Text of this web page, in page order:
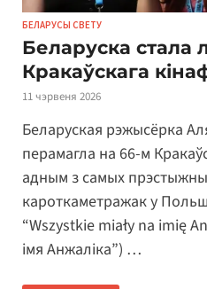
БЕЛАРУСЫ СВЕТУ
Беларуска стала
Кракаўскага
11 чэрвеня 2026
Беларуская рэжысёрка
перамагла на 66-м
адным з самых
кароткаметражак у
“Wszystkie miały na imię
імя Анжаліка”) …